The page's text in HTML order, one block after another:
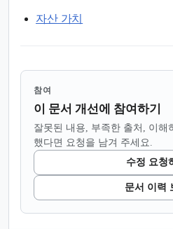
자산 가치
참여
이 문서 개선에 참여하기
잘못된 내용, 부족한 출처, 이해
했다면 요청을 남겨 주세요.
수정 요청
문서 이력